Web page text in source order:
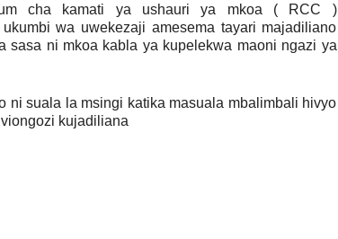
cha kamati ya ushauri ya mkoa ( RCC )
wa uwekezaji amesema tayari majadiliano
sasa ni mkoa kabla ya kupelekwa maoni ngazi ya
ni suala la msingi katika masuala mbalimbali hivyo
kujadiliana